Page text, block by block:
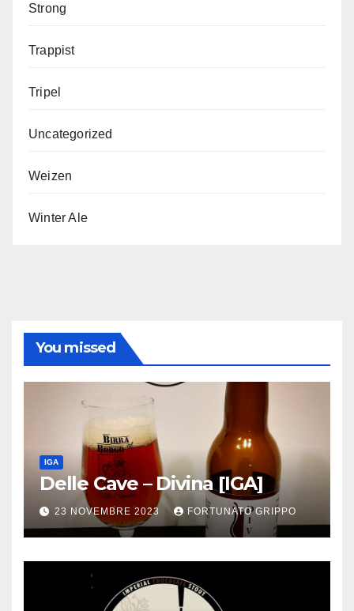
Strong
Trappist
Tripel
Uncategorized
Weizen
Winter Ale
You missed
IGA
Delle Cave – Divina [IGA]
23 NOVEMBRE 2023 FORTUNATO GRIPPO